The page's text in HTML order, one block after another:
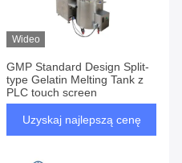
Wideo
GMP Standard Design Split-
type Gelatin Melting Tank z
PLC touch screen
Uzyskaj najlepszą cenę